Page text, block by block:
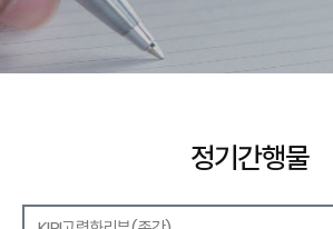
정기간행물